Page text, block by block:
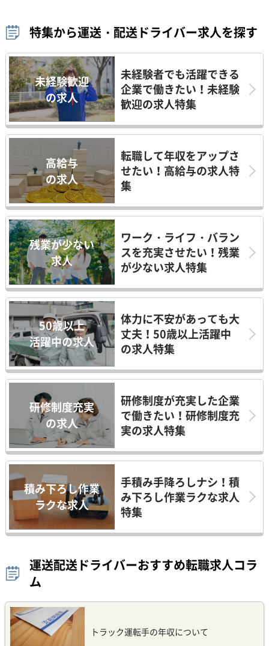
特集から運送・配送ドライバー求人を探す
未経験歓迎
の求人
未経験者でも活躍できる
企業で働きたい！未経験
歓迎の求人特集
高給与
の求人
転職して年収をアップさ
せたい！高給与の求人特
集
残業が少ない
求人
ワーク・ライフ・バラン
スを充実させたい！残業
が少ない求人特集
50歳以上
活躍中の求人
体力に不安があっても大
丈夫！50歳以上活躍中
の求人特集
研修制度充実
の求人
研修制度が充実した企業
で働きたい！研修制度充
実の求人特集
積み下ろし作業
ラクな求人
手積み手降ろしナシ！積
み下ろし作業ラクな求人
特集
運送配送ドライバーおすすめ転職求人コラ
ム
トラック運転手の年収について